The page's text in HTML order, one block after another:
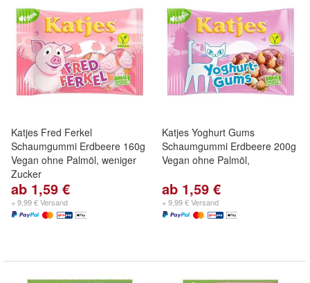
Katjes Fred Ferkel
Schaumgummi Erdbeere 160g
Vegan ohne Palmöl, weniger
Zucker
ab 1,59 €
+ 9,99 € Versand
Katjes Yoghurt Gums
Schaumgummi Erdbeere 200g
Vegan ohne Palmöl,
ab 1,59 €
+ 9,99 € Versand